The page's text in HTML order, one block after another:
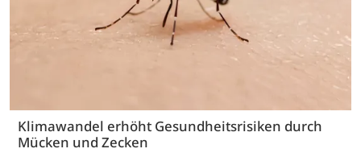
Klimawandel erhöht Gesundheitsrisiken durch
Mücken und Zecken